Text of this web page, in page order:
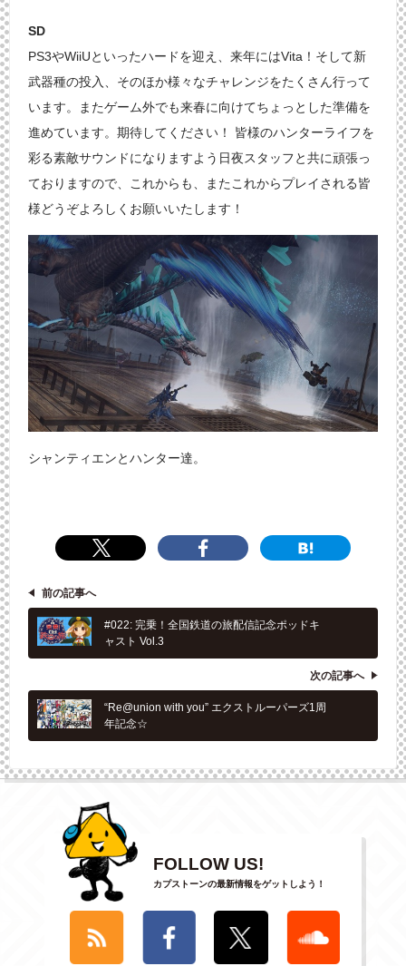
SD
PS3やWiiUといったハードを迎え、来年にはVita！そして新
武器種の投入、そのほか様々なチャレンジをたくさん行って
います。またゲーム外でも来春に向けてちょっとした準備を
進めています。期待してください！ 皆様のハンターライフを
彩る素敵サウンドになりますよう日夜スタッフと共に頑張っ
ておりますので、これからも、またこれからプレイされる皆
様どうぞよろしくお願いいたします！
シャンティエンとハンター達。
前の記事へ
#022: 完乗！全国鉄道の旅配信記念ポッドキ
ャスト Vol.3
次の記事へ
“Re@union with you” エクストルーパーズ1周
年記念☆
FOLLOW US!
カプストーンの最新情報をゲットしよう！